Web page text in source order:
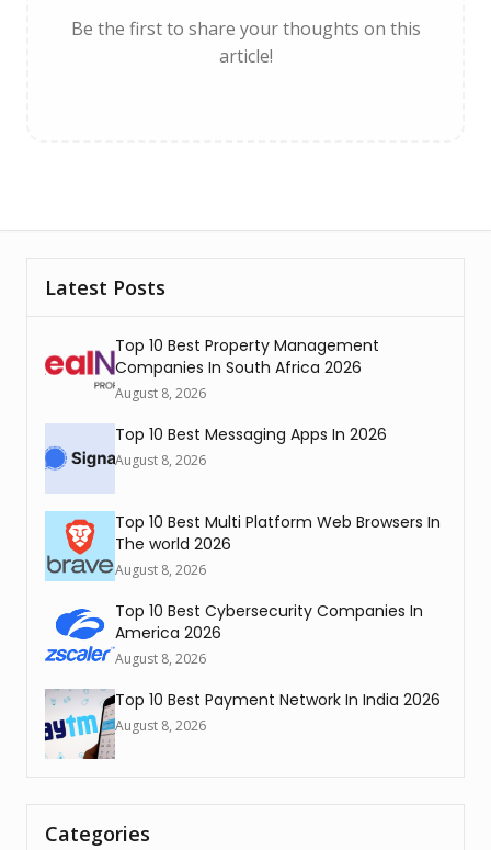
Be the first to share your thoughts on this
article!
Latest Posts
Top 10 Best Property Management
Companies In South Africa 2026
August 8, 2026
Top 10 Best Messaging Apps In 2026
August 8, 2026
Top 10 Best Multi Platform Web Browsers In
The world 2026
August 8, 2026
Top 10 Best Cybersecurity Companies In
America 2026
August 8, 2026
Top 10 Best Payment Network In India 2026
August 8, 2026
Categories